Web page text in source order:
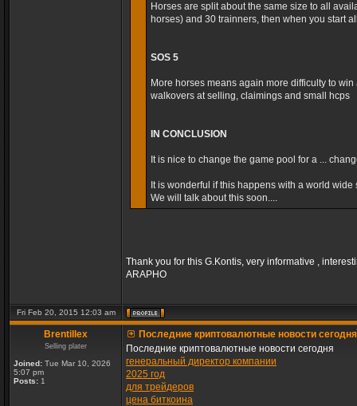
Horses are split about the same size to all
horses) and 30 trainners, then when you start
SOS 5
More horses means again more difficulty to
walkovers at selling, claimings and small hcps
IN CONCLUSION
It is nice to change the game pool for a ...
It is wonderful if this happens with a world
We will talk about this soon....
Thank you for this G.Kontis, very informative ,
ARAPHO
Fri Feb 20, 2015 12:03 am
Brentillex
Selling plater
Joined: Tue Mar 10, 2026
5:07 pm
Posts: 1
Последние криптовалютные новости сегодня
Последние криптовалютные новости сегодня
генеральный директор компании
2025 год
для трейдеров
цена биткоина